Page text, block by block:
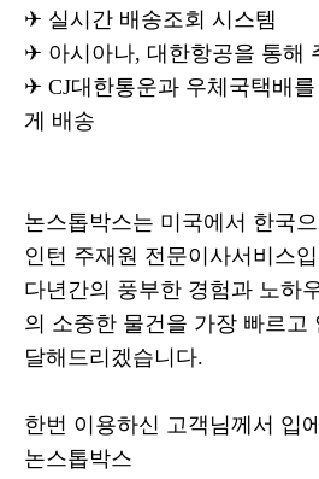
✈ 실시간 배송조회 시스템
✈ 아시아나, 대한항공을 통해
✈ CJ대한통운과 우체국택배
게 배송
논스톱박스는 미국에서 한국
인턴 주재원 전문이사서비스
다년간의 풍부한 경험과 노하
의 소중한 물건을 가장 빠르고
달해드리겠습니다.
한번 이용하신 고객님께서 입
논스톱박스